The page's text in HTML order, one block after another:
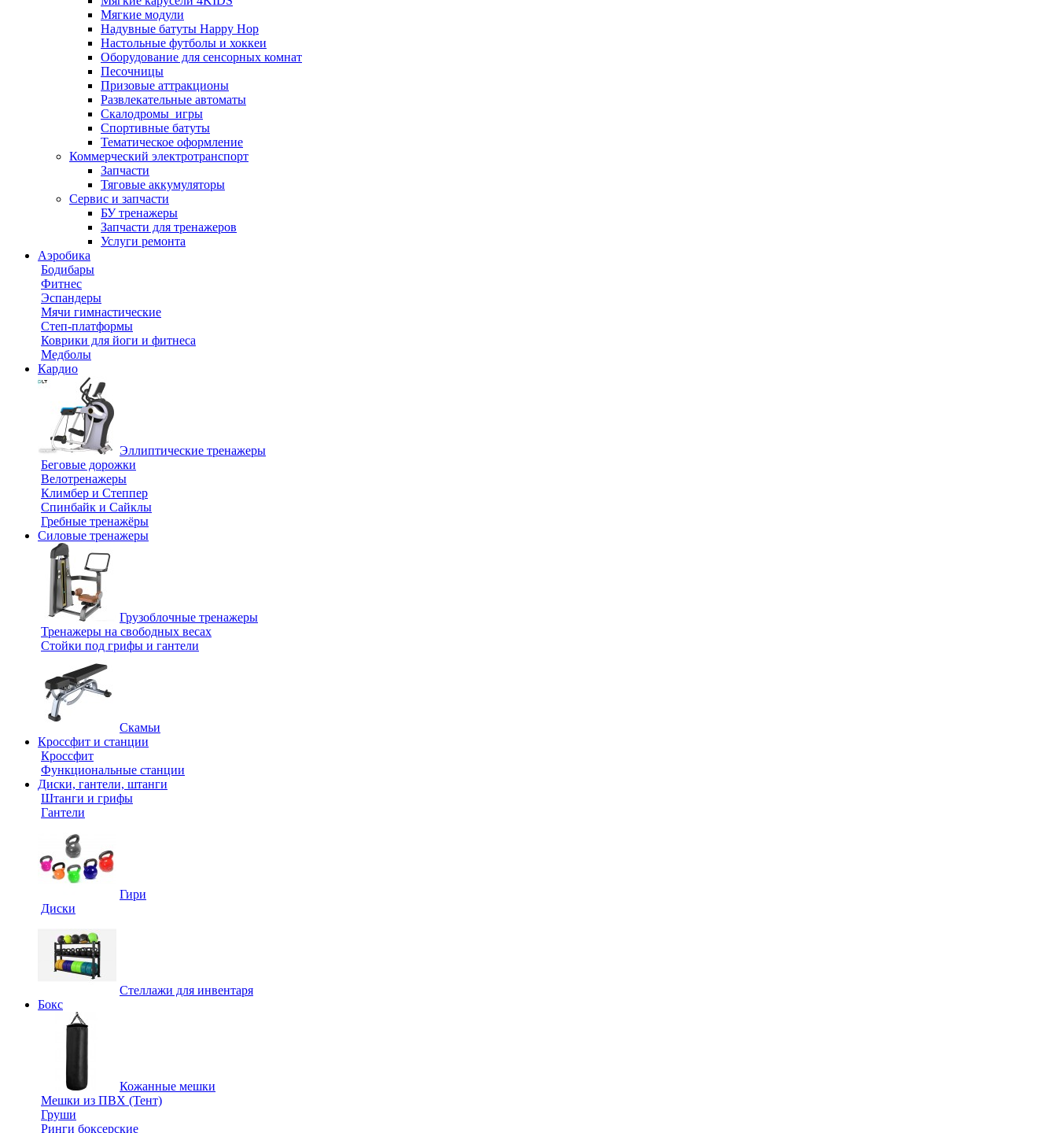
Мягкие модули
Надувные батуты Happy Hop
Настольные футболы и хоккеи
Оборудование для сенсорных комнат
Песочницы
Призовые аттракционы
Развлекательные автоматы
Скалодромы_игры
Спортивные батуты
Тематическое оформление
Коммерческий электротранспорт
Запчасти
Тяговые аккумуляторы
Сервис и запчасти
БУ тренажеры
Запчасти для тренажеров
Услуги ремонта
Аэробика
Бодибары
Фитнес
Эспандеры
Мячи гимнастические
Степ-платформы
Коврики для йоги и фитнеса
Медболы
Кардио
Эллиптические тренажеры
Беговые дорожки
Велотренажеры
Климбер и Степпер
Спинбайк и Сайклы
Гребные тренажёры
Силовые тренажеры
Грузоблочные тренажеры
Тренажеры на свободных весах
Стойки под грифы и гантели
Скамьи
Кроссфит и станции
Кроссфит
Функциональные станции
Диски, гантели, штанги
Штанги и грифы
Гантели
Гири
Диски
Стеллажи для инвентаря
Бокс
Кожанные мешки
Мешки из ПВХ (Тент)
Груши
Ринги боксерские